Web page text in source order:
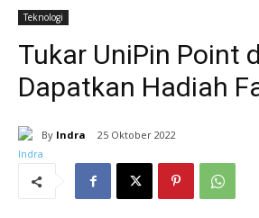
Teknologi
Tukar UniPin Point
Dapatkan Hadiah
By Indra 25 Oktober 2022